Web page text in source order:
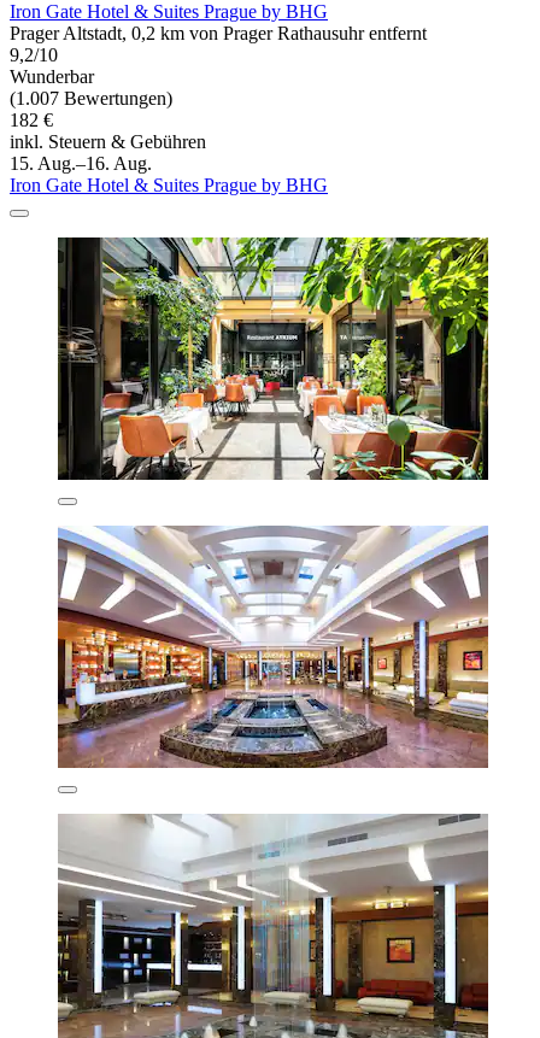
Iron Gate Hotel & Suites Prague by BHG
Prager Altstadt, 0,2 km von Prager Rathausuhr entfernt
9,2/10
Wunderbar
(1.007 Bewertungen)
182 €
inkl. Steuern & Gebühren
15. Aug.–16. Aug.
Iron Gate Hotel & Suites Prague by BHG